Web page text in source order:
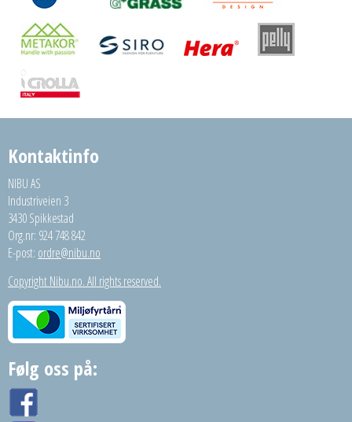
Kontaktinfo
NIBU AS
Industriveien 3
3430 Spikkestad
Org.nr: 924 748 842
E-post: ordre@nibu.no
Copyright Nibu.no. All rights reserved.
Følg oss på: